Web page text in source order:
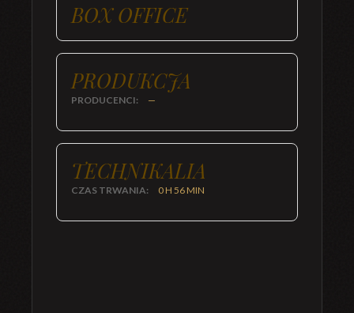
BOX OFFICE
PRODUKCJA
PRODUCENCI: —
TECHNIKALIA
CZAS TRWANIA: 0 H 56 MIN